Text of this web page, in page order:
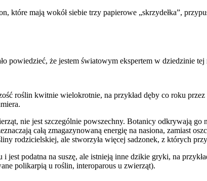
które mają wokół siebie trzy papierowe „skrzydełka”,
powiedzieć, że jestem światowym ekspertem w dziedzinie
roślin kwitnie wielokrotnie, na przykład dęby co roku
nie jest szczególnie powszechny. Botanicy odkrywają
całą zmagazynowaną energię na nasiona, zamiast
rodzicielskiej, ale stworzyła więcej sadzonek, z których
podatna na suszę, ale istnieją inne dzikie gryki, na
polikarpią u roślin, interoparous u zwierząt).